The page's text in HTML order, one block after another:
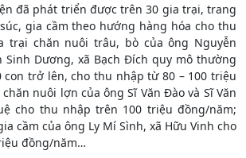
đã phát triển được trên 30 gia trại, trang
gia cầm theo hướng hàng hóa cho thu
trại chăn nuôi trâu, bò của ông Nguyễn
Sinh Dương, xã Bạch Đích quy mô thường
trở lên, cho thu nhập từ 80 – 100 triệu
nuôi lợn của ông Sĩ Văn Đào và Sĩ Văn
cho thu nhập trên 100 triệu đồng/năm;
cầm của ông Ly Mí Sình, xã Hữu Vinh cho
đồng/năm…